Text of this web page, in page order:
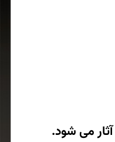
می شود.